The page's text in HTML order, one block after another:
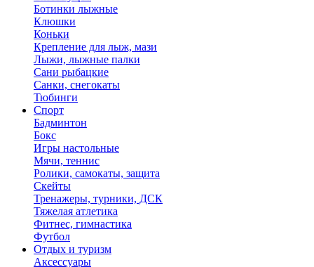
Ботинки лыжные
Клюшки
Коньки
Крепление для лыж, мази
Лыжи, лыжные палки
Сани рыбацкие
Санки, снегокаты
Тюбинги
Спорт
Бадминтон
Бокс
Игры настольные
Мячи, теннис
Ролики, самокаты, защита
Скейты
Тренажеры, турники, ДСК
Тяжелая атлетика
Фитнес, гимнастика
Футбол
Отдых и туризм
Аксессуары